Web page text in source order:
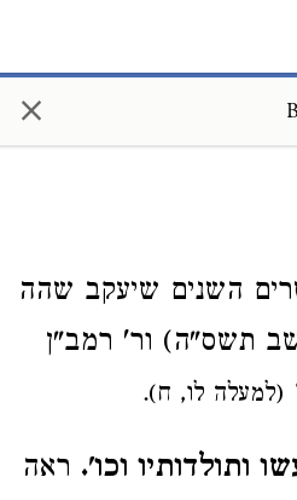
×
השנים שיעקב שהה
תשס"ה) ור' רמב"ן
(למעלה לו, ח).
ותולדותיו וכו'. ראה